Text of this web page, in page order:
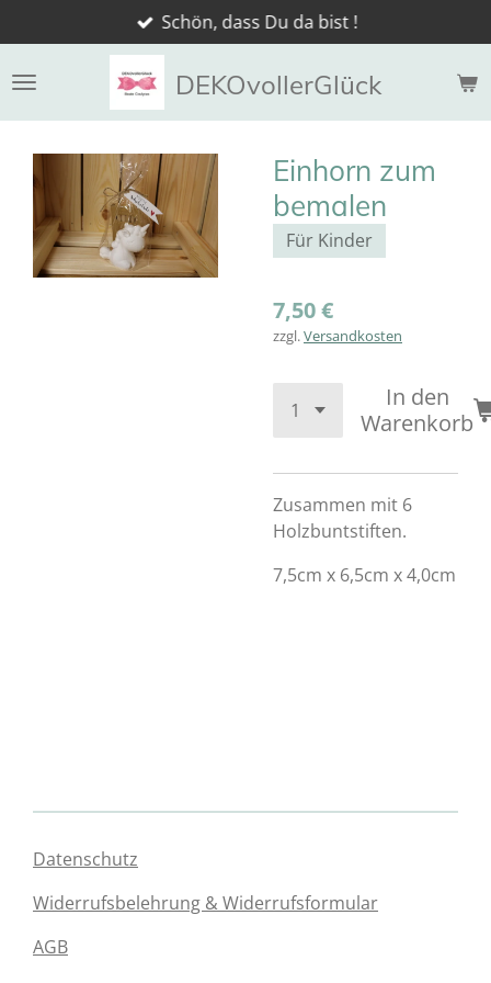
Hauptinhalt
springen
DEKOvollerGlück
Schön, dass Du da bist !
Einhorn zum
bemalen
Für Kinder
7,50 €
zzgl.Versandkosten
In den
Warenkorb
Zusammen mit 6
Holzbuntstiften.
7,5cm x 6,5cm x 4,0cm
Datenschutz
Widerrufsbelehrung & Widerrufsformular
AGB